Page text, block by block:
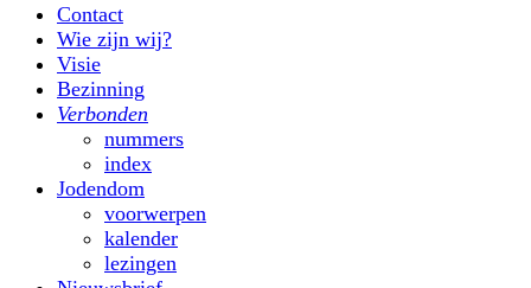
Contact
Wie zijn wij?
Visie
Bezinning
Verbonden
nummers
index
Jodendom
voorwerpen
kalender
lezingen